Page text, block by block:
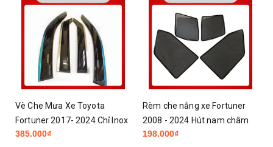
Inox
Rèm che nắng xe Fortuner
2008 - 2024 Hút nam châm
198.000₫
Thảm taplo Fortuner
2021 nhung 3 lớp chống
taplo hiệu quả
150.000₫